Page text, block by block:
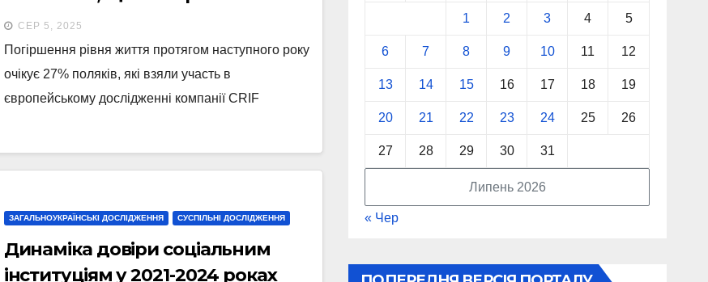
погіршиться впродовж
наступного року
СЕР 5, 2025
Погіршення рівня життя протягом наступного року
очікує 27% поляків, які взяли участь в
європейському дослідженні компанії CRIF
ЗАГАЛЬНОУКРАЇНСЬКІ ДОСЛІДЖЕННЯ СУСПІЛЬНІ ДОСЛІДЖЕННЯ
Динаміка довіри соціальним
інституціям у 2021-2024 роках
Липень 2026
1 2 3 4 5
6 7 8 9 10 11 12
13 14 15 16 17 18 19
20 21 22 23 24 25 26
27 28 29 30 31
« Чер